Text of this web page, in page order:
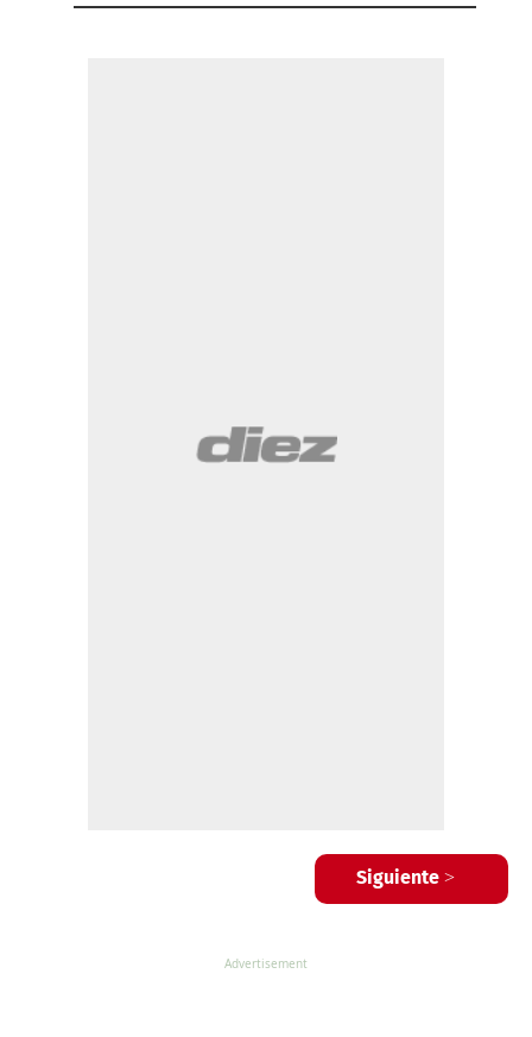
Siguiente >